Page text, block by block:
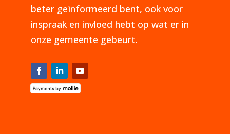
beter geïnformeerd bent, ook voor
inspraak en invloed hebt op wat er in
onze gemeente gebeurt.